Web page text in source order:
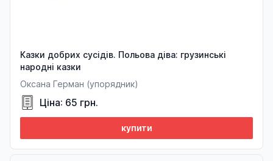
Казки добрих сусідів. Польова діва: грузинські
народні казки
Оксана Герман (упорядник)
Ціна: 65 грн.
купити